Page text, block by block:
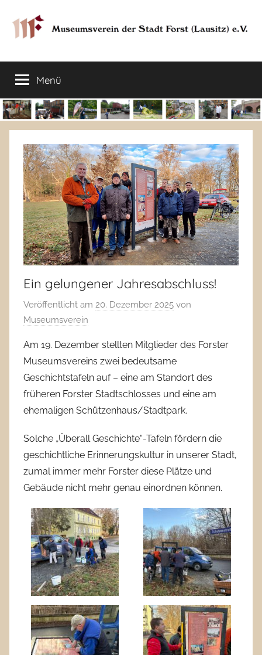
Inhalt
springen
Museumsverein
der
Stadt
Forst
(Lausitz)
e.V.
37
–
03149
Menü
Ein gelungener Jahresabschluss!
Veröffentlicht am 20. Dezember 2025 von
Museumsverein
Am 19. Dezember stellten Mitglieder des Forster
Museumsvereins zwei bedeutsame
Geschichtstafeln auf – eine am Standort des
früheren Forster Stadtschlosses und eine am
ehemaligen Schützenhaus/Stadtpark.
Solche „Überall Geschichte“-Tafeln fördern die
geschichtliche Erinnerungskultur in unserer Stadt,
zumal immer mehr Forster diese Plätze und
Gebäude nicht mehr genau einordnen können.